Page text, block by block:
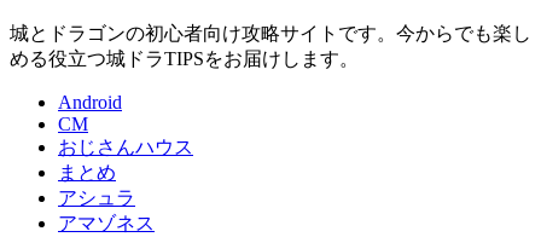
城とドラゴンの初心者向け攻略サイトです。今からでも楽し
める役立つ城ドラTIPSをお届けします。
Android
CM
おじさんハウス
まとめ
アシュラ
アマゾネス